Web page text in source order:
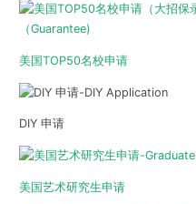
美国TOP50名校申请
DIY 申请
美国艺术研究生申请